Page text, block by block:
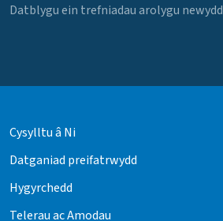
Datblygu ein trefniadau arolygu newydd
Cysylltu â Ni
Datganiad preifatrwydd
Hygyrchedd
Telerau ac Amodau